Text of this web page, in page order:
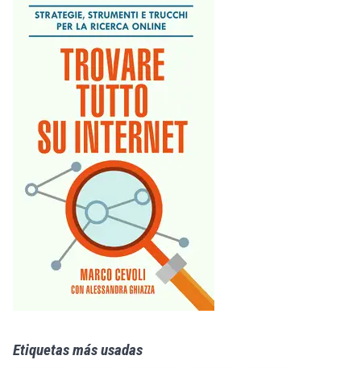
Etiquetas más usadas